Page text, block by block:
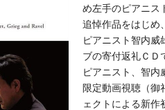
め左手のピアニス
追悼作品をはじめ
ピアニスト智内威
ブの寄付返礼ＣＤ
ピアニスト、智内
限定動画視聴（御
ェクトによる新作